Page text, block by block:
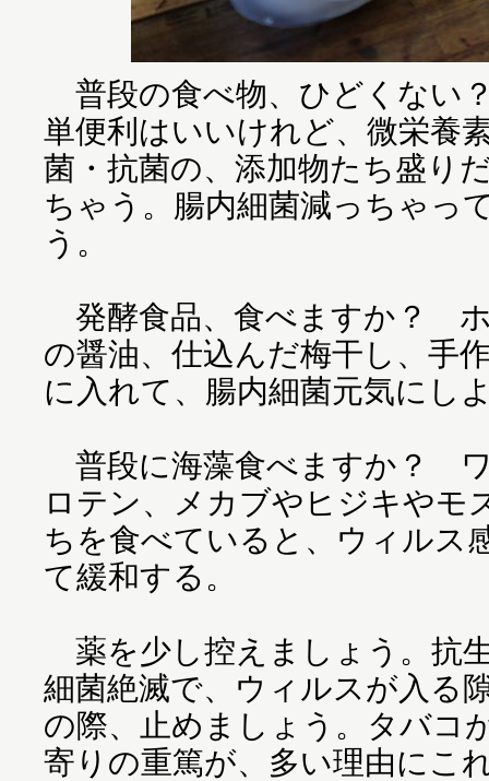
普段の食べ物、ひどくない
単便利はいいけれど、微栄養
菌・抗菌の、添加物たち盛り
ちゃう。腸内細菌減っちゃっ
う。
発酵食品、食べますか？
の醤油、仕込んだ梅干し、手
に入れて、腸内細菌元気にし
普段に海藻食べますか？
ロテン、メカブやヒジキやモ
ちを食べていると、ウィルス
て緩和する。
薬を少し控えましょう。抗
細菌絶滅で、ウィルスが入る
の際、止めましょう。タバコ
寄りの重篤が、多い理由にこ